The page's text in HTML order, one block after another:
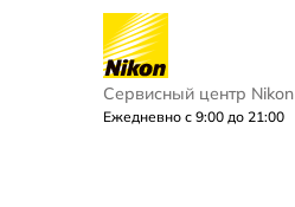
Сервисный центр Nikon
Ежедневно с 9:00 до 21:00